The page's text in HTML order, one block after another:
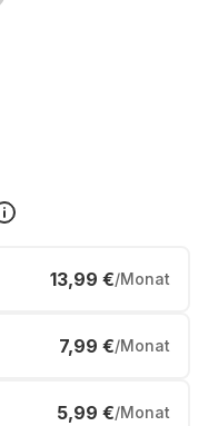
13,99 €/Monat
7,99 €/Monat
5,99 €/Monat